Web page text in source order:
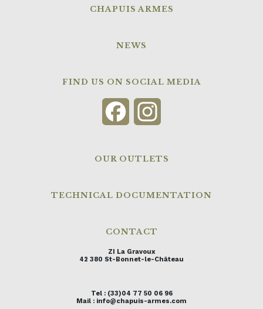
CHAPUIS ARMES
NEWS
FIND US ON SOCIAL MEDIA
Facebook
OUR OUTLETS
TECHNICAL DOCUMENTATION
CONTACT
ZI La Gravoux
42 380 St-Bonnet-le-Château
Tel : (33)04 77 50 06 96
Mail : info@chapuis-armes.com